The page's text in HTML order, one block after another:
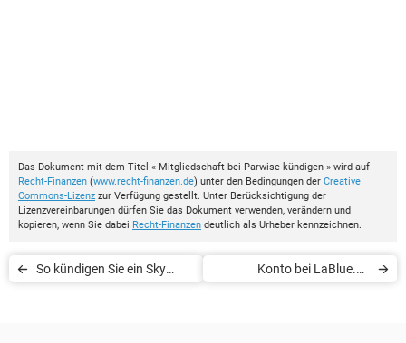
Das Dokument mit dem Titel « Mitgliedschaft bei Parwise kündigen » wird auf
Recht-Finanzen (www.recht-finanzen.de) unter den Bedingungen der Creative
Commons-Lizenz zur Verfügung gestellt. Unter Berücksichtigung der
Lizenzvereinbarungen dürfen Sie das Dokument verwenden, verändern und
kopieren, wenn Sie dabei Recht-Finanzen deutlich als Urheber kennzeichnen.
So kündigen Sie ein Sky
Konto bei LaBlue.de